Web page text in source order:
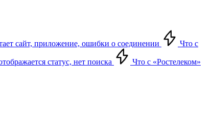
сайт, приложение, ошибки о соединении Что с
статус, нет поиска
Что с «Ростелеком»